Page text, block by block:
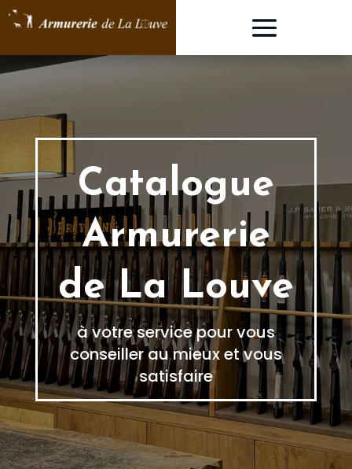
Catalogue
Armurerie
de La Louve
à votre service pour vous
conseiller au mieux et vous
satisfaire